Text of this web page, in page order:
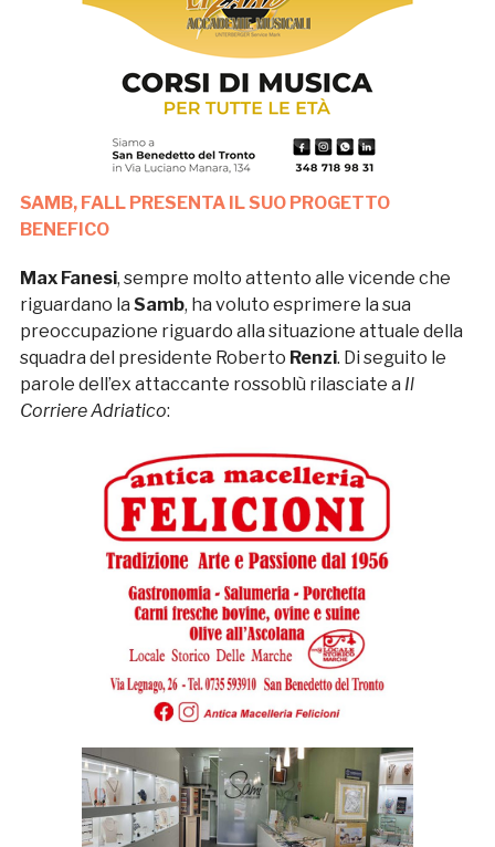
SAMB, FALL PRESENTA IL SUO PROGETTO
BENEFICO
Max Fanesi, sempre molto attento alle vicende che
riguardano la Samb, ha voluto esprimere la sua
preoccupazione riguardo alla situazione attuale della
squadra del presidente Roberto Renzi. Di seguito le
parole dell’ex attaccante rossoblù rilasciate a Il
Corriere Adriatico: